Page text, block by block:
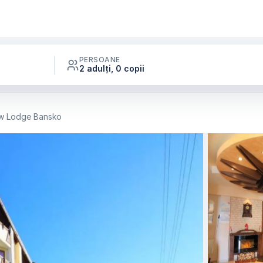
PERSOANE
2 adulți, 0 copii
Lodge Bansko